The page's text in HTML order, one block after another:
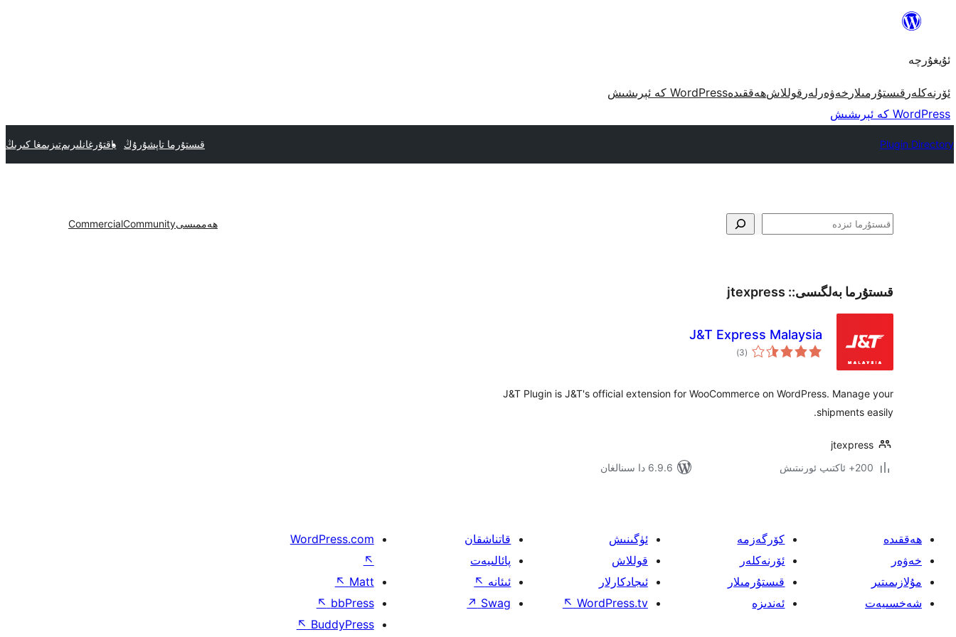
مەزمۇنغا
ئۇيغۇرچە
ئۆرنەكلەر قىستۇرمىلار خەۋەرلەر قوللاشھەققىدەWordPress كە ئېرىشىش
WordPress كە ئېرىشىش
Plugin Directory قىستۇرما تاپشۇرۇڭ ياقتۇرغانلىرىمتىزىمغا كىرىڭ
ئىزدە ھەممىسىCommunity
Commercial
قىستۇرما بەلگىسى:: jtexpress
J&T Express Malaysia
(3 ئومۇمىي
دەرىجە)
J&T Plugin is J&T's official extension for WooCommerce on WordPress. Manage your
shipments easily.
jtexpress
200+ ئاكتىپ ئورنىتىش
6.9.6 دا سىنالغان
ھەققىدە
خەۋەر
مۇلازىمىتىر
شەخسىيەت
كۆرگەزمە
ئۆرنەكلەر
قىستۇرمىلار
ئەندىزە
ئۈگىنىش
قوللاش
ئىجادكارلار
WordPress.tv
↖
قاتناشقان
پائالىيەت
ئىئانە ↖
Swag
↗
WordPress.com
↖
Matt
↖
bbPress
↖
BuddyPress
↖